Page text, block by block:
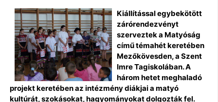
Kiállítással egybekötött
zárórendezvényt
szerveztek a Matyóság
című témahét keretében
Mezőkövesden, a Szent
Imre Tagiskolában. A
három hetet meghaladó
projekt keretében az intézmény diákjai a matyó
kultúrát, szokásokat, hagyományokat dolgozták fel.